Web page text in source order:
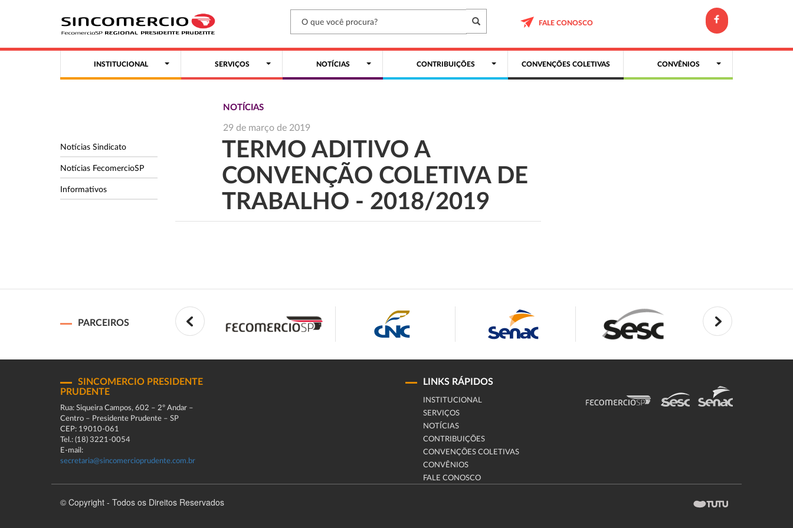
FALE CONOSCO
INSTITUCIONAL SERVIÇOS NOTÍCIAS CONTRIBUIÇÕES CONVENÇÕES COLETIVAS CONVÊNIOS
Notícias Sindicato
Notícias FecomercioSP
Informativos
NOTÍCIAS
29 de março de 2019
TERMO ADITIVO A
CONVENÇÃO COLETIVA DE
TRABALHO - 2018/2019
PARCEIROS
SINCOMERCIO PRESIDENTE
PRUDENTE
Rua: Siqueira Campos, 602 – 2º Andar –
Centro – Presidente Prudente – SP
CEP: 19010-061
Tel.: (18) 3221-0054
E-mail:
secretaria@sincomercioprudente.com.br
LINKS RÁPIDOS
INSTITUCIONAL
SERVIÇOS
NOTÍCIAS
CONTRIBUIÇÕES
CONVENÇÕES COLETIVAS
CONVÊNIOS
FALE CONOSCO
© Copyright - Todos os Direitos Reservados